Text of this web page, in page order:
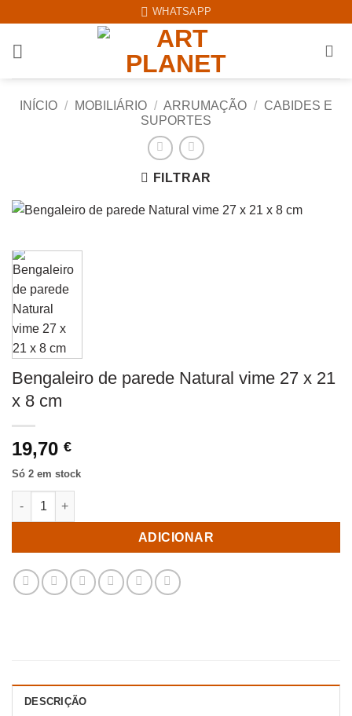
content
WHATSAPP
INÍCIO / MOBILIÁRIO / ARRUMAÇÃO / CABIDES E
SUPORTES
FILTRAR
Bengaleiro de parede Natural vime 27 x 21
x 8 cm
19,70 €
Só 2 em stock
Quantidade de Bengaleiro de parede Natural vime 27 x 21 x 8
ADICIONAR
DESCRIÇÃO